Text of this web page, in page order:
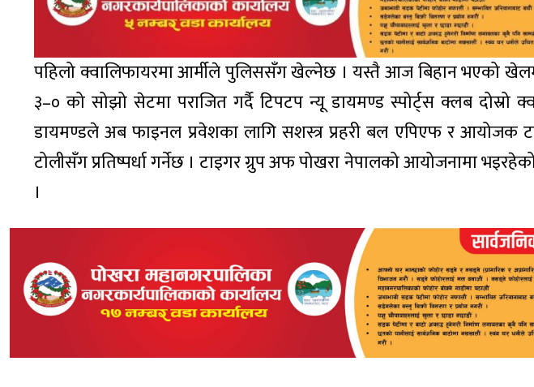
पहिलो क्वालिफायरमा आर्मीले पुलिससँग खेल्नेछ । यस्तै आज बिहान भएको
३–० को सोझो सेटमा पराजित गर्दै टिपटप न्यू डायमण्ड स्पोर्ट्स क्लब दोस्रो
डायमण्डले अब फाइनल प्रवेशका लागि सशस्त्र प्रहरी बल एपिएफ र आयोजक
टोलीसँग प्रतिष्पर्धा गर्नेछ । टाइगर ग्रुप अफ पोखरा नेपालको आयोजनामा
।